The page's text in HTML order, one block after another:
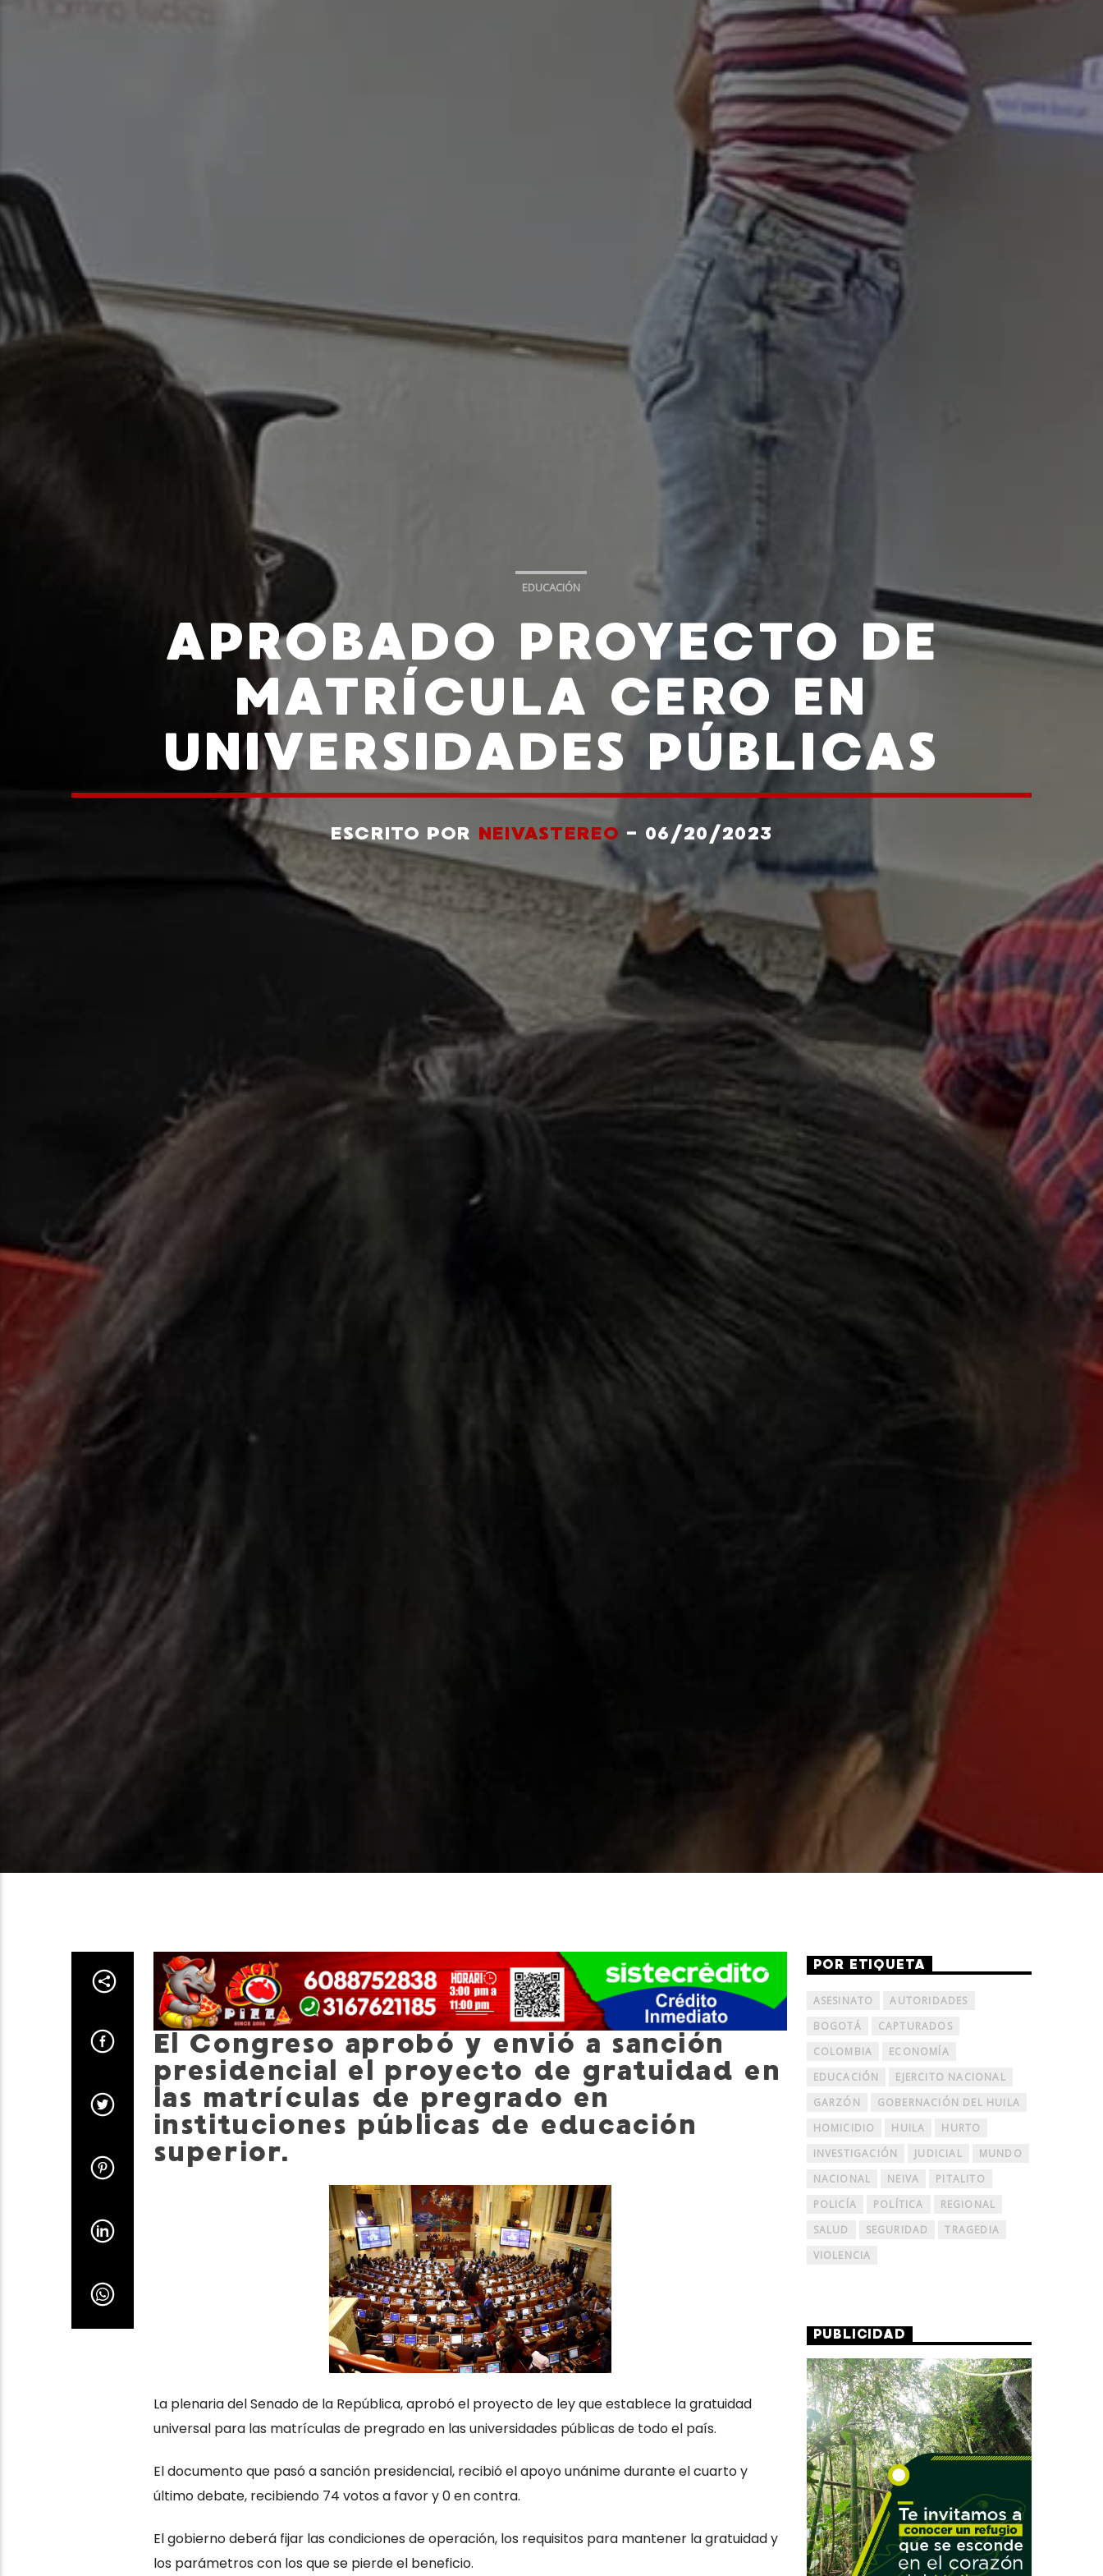
EDUCACIÓN
APROBADO PROYECTO DE
MATRÍCULA CERO EN
UNIVERSIDADES PÚBLICAS
ESCRITO POR NEIVASTEREO - 06/20/2023
El Congreso aprobó y envió a sanción
presidencial el proyecto de gratuidad en
las matrículas de pregrado en
instituciones públicas de educación
superior.
La plenaria del Senado de la República, aprobó el proyecto de ley que establece la gratuidad
universal para las matrículas de pregrado en las universidades públicas de todo el país.
El documento que pasó a sanción presidencial, recibió el apoyo unánime durante el cuarto y
último debate, recibiendo 74 votos a favor y 0 en contra.
El gobierno deberá fijar las condiciones de operación, los requisitos para mantener la gratuidad y
los parámetros con los que se pierde el beneficio.
POR ETIQUETA
ASESINATO
AUTORIDADES
BOGOTÁ
CAPTURADOS
COLOMBIA
ECONOMÍA
EDUCACIÓN
EJERCITO NACIONAL
GARZÓN
GOBERNACIÓN DEL HUILA
HOMICIDIO
HUILA
HURTO
INVESTIGACIÓN
JUDICIAL
MUNDO
NACIONAL
NEIVA
PITALITO
POLICÍA
POLÍTICA
REGIONAL
SALUD
SEGURIDAD
TRAGEDIA
VIOLENCIA
PUBLICIDAD